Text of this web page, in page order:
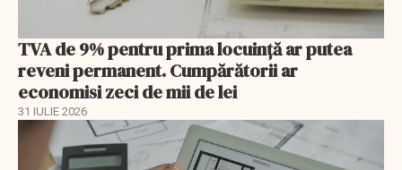
TVA de 9% pentru prima locuință ar putea
reveni permanent. Cumpărătorii ar
economisi zeci de mii de lei
31 IULIE 2026